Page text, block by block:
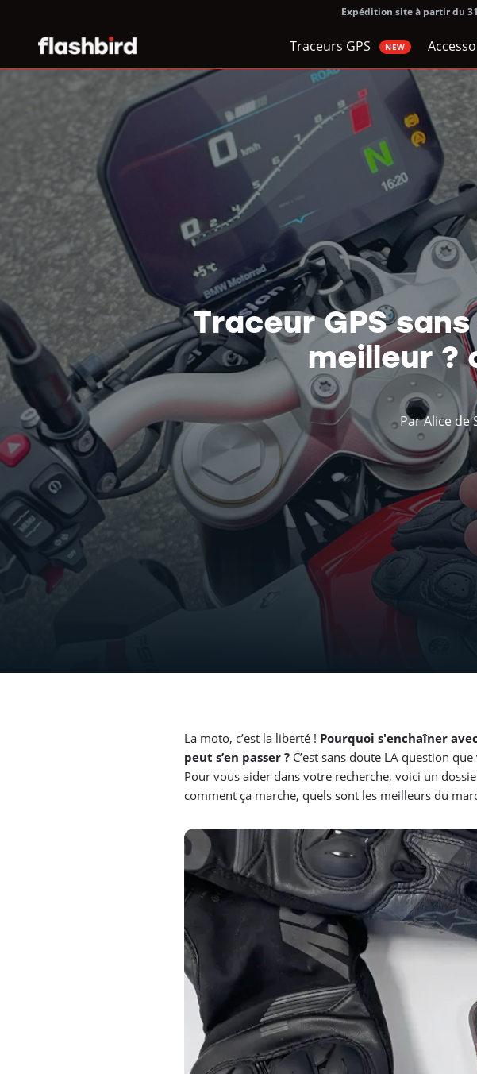
Expédition site à partir du
Traceurs GPS NEW
Traceur GPS
meilleur ?
Par Alice de
La moto, c’est la liberté ! Pourquoi s'enchaîner
peut s’en passer ? C’est sans doute LA question
Pour vous aider dans votre recherche, voici un
comment ça marche, quels sont les meilleurs du